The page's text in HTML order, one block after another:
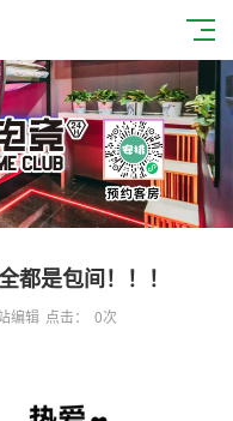
都是包间！！！
编辑 点击： 0次